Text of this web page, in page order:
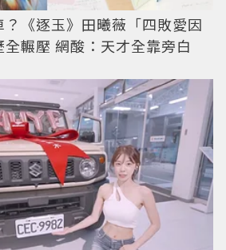
《逐玉》田曦薇「四敗愛因
輾壓 網酸：天才全靠旁白